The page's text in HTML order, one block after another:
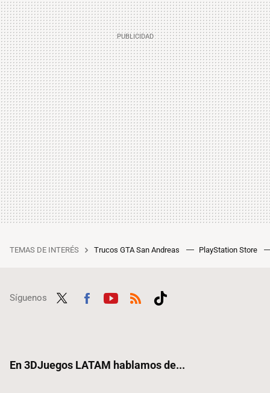
TEMAS DE INTERÉS Trucos GTA San Andreas PlayStation Store
Síguenos
En 3DJuegos LATAM hablamos de...